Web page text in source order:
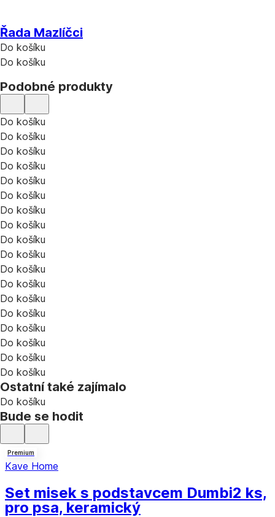
Řada Mazlíčci
Do košíku
Do košíku
Podobné produkty
Do košíku
Do košíku
Do košíku
Do košíku
Do košíku
Do košíku
Do košíku
Do košíku
Do košíku
Do košíku
Do košíku
Do košíku
Do košíku
Do košíku
Do košíku
Do košíku
Do košíku
Do košíku
Ostatní také zajímalo
Do košíku
Bude se hodit
Premium
Kave Home
Set misek s podstavcem Dumbi2 ks,
pro psa, keramický